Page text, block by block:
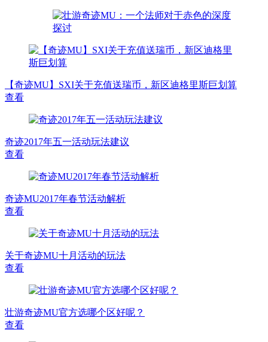
【奇迹MU】SXI关于充值送瑞币，新区迪格里斯巨划算
查看
奇迹2017年五一活动玩法建议
查看
奇迹MU2017年春节活动解析
查看
关于奇迹MU十月活动的玩法
查看
壮游奇迹MU官方选哪个区好呢？
查看